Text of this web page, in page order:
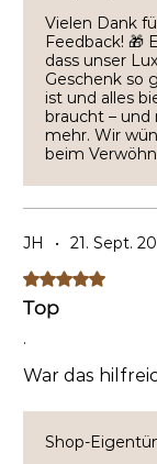
Vielen Dank
Feedback! 🎁
dass unser
Geschenk so
ist und alles
braucht – und
mehr. Wir
beim
JH • 21. Sept.
Mit 5 von 5
Top
.
War das
Shop-